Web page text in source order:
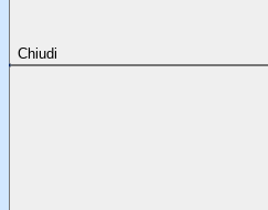
Chiudi